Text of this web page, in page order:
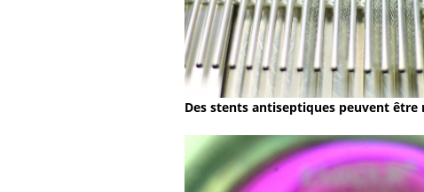
Des stents antiseptiques peuvent